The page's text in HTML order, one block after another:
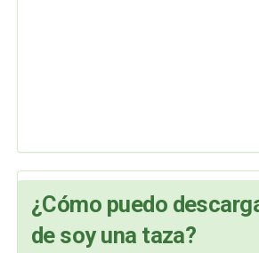
¿Cómo puedo
de soy una taza?